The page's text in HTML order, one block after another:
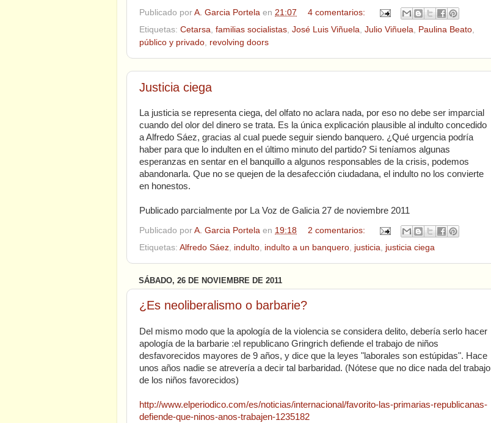
Publicado por A. Garcia Portela en 21:07
4 comentarios:
Etiquetas: Cetarsa, familias socialistas, José Luis Viñuela, Julio Viñuela, Paulina Beato,
público y privado, revolving doors
Justicia ciega
La justicia se representa ciega, del olfato no aclara nada, por eso no debe ser imparcial
cuando del olor del dinero se trata. Es la única explicación plausible al indulto concedido
a Alfredo Sáez, gracias al cual puede seguir siendo banquero. ¿Qué urgencia podría
haber para que lo indulten en el último minuto del partido? Si teníamos algunas
esperanzas en sentar en el banquillo a algunos responsables de la crisis, podemos
abandonarla. Que no se quejen de la desafección ciudadana, el indulto no los convierte
en honestos.
Publicado parcialmente por La Voz de Galicia 27 de noviembre 2011
Publicado por A. Garcia Portela en 19:18
2 comentarios:
Etiquetas: Alfredo Sáez indulto indulto a un banquero justicia justicia ciega
SÁBADO, 26 DE NOVIEMBRE DE 2011
¿Es neoliberalismo o barbarie?
Del mismo modo que la apología de la violencia se considera delito, debería serlo hacer
apología de la barbarie :el republicano Gringrich defiende el trabajo de niños
desfavorecidos mayores de 9 años, y dice que la leyes "laborales son estúpidas". Hace
unos años nadie se atrevería a decir tal barbaridad. (Nótese que no dice nada del trabajo
de los niños favorecidos)
http://www.elperiodico.com/es/noticias/internacional/favorito-las-primarias-republicanas-
defiende-que-ninos-anos-trabajen-1235182